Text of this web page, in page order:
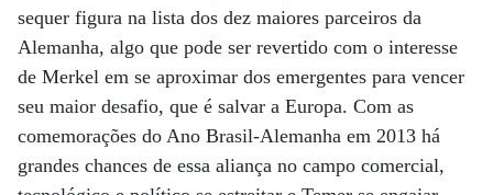
sequer figura na lista dos dez maiores parceiros da
Alemanha, algo que pode ser revertido com o interesse
de Merkel em se aproximar dos emergentes para vencer
seu maior desafio, que é salvar a Europa. Com as
comemorações do Ano Brasil-Alemanha em 2013 há
grandes chances de essa aliança no campo comercial,